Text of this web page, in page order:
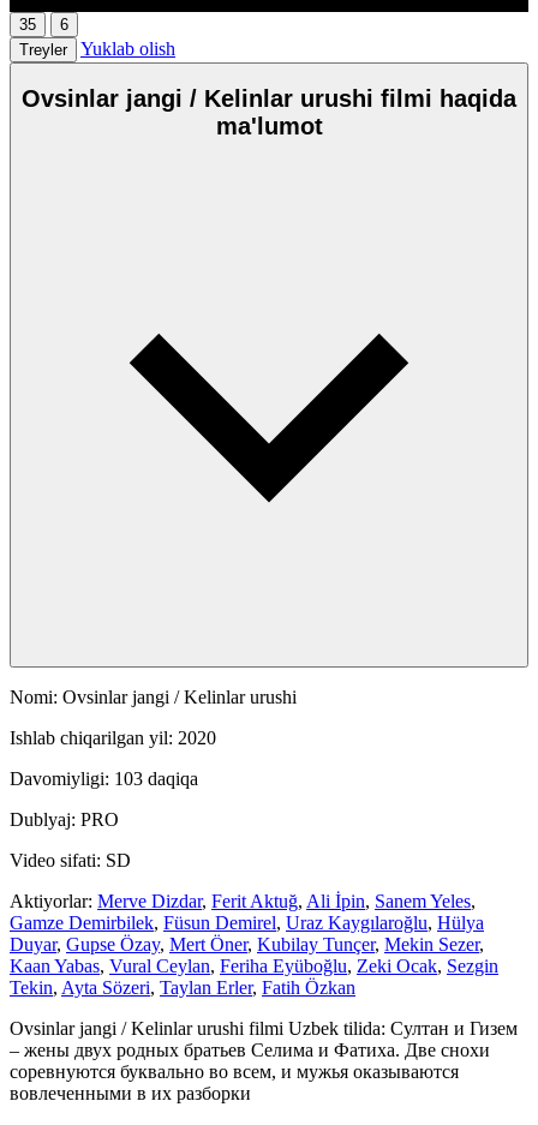
35
6
Treyler
Yuklab olish
Ovsinlar jangi / Kelinlar urushi filmi haqida
ma'lumot
Nomi: Ovsinlar jangi / Kelinlar urushi
Ishlab chiqarilgan yil: 2020
Davomiyligi: 103 daqiqa
Dublyaj: PRO
Video sifati: SD
Aktiyorlar: Merve Dizdar, Ferit Aktuğ, Ali İpin, Sanem Yeles,
Gamze Demirbilek, Füsun Demirel, Uraz Kaygılaroğlu, Hülya
Duyar, Gupse Özay, Mert Öner, Kubilay Tunçer, Mekin Sezer,
Kaan Yabas, Vural Ceylan, Feriha Eyüboğlu, Zeki Ocak, Sezgin
Tekin, Ayta Sözeri, Taylan Erler, Fatih Özkan
Ovsinlar jangi / Kelinlar urushi filmi Uzbek tilida: Султан и Гизем
– жены двух родных братьев Селима и Фатиха. Две снохи
соревнуются буквально во всем, и мужья оказываются
вовлеченными в их разборки